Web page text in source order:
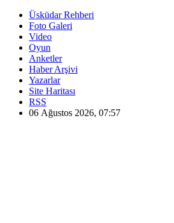
Üsküdar Rehberi
Foto Galeri
Video
Oyun
Anketler
Haber Arşivi
Yazarlar
Site Haritası
RSS
06 Ağustos 2026, 07:57